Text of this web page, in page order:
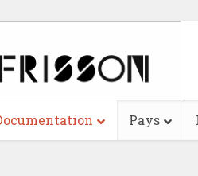
Pays